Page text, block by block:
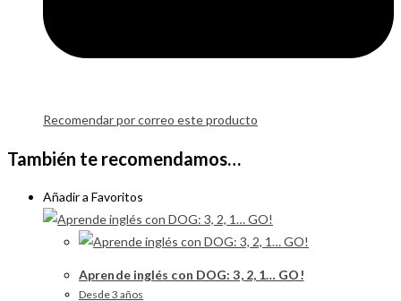
Recomendar por correo este producto
También te recomendamos…
Añadir a Favoritos
Aprende inglés con DOG: 3, 2, 1… GO!
Desde 3 años